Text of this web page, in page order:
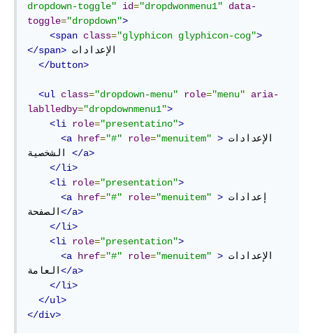
dropdown-toggle"
id="dropdwonmenu1"
data-
toggle="dropdown">
<span class="glyphicon glyphicon-cog">
</span>
</button>
<ul class="dropdown-menu" role="menu"
aria-
lablledby="dropdownmenu1">
<li role="presentatino">
<a
href="#" role="menuitem" >
</a>
</li>
<li role="presentation">
<a
href="#" role="menuitem" >
الصفحة </a>
</li>
<li role="presentation">
<a
href="#" role="menuitem" >
العامة </a>
</li>
</ul>
</div>